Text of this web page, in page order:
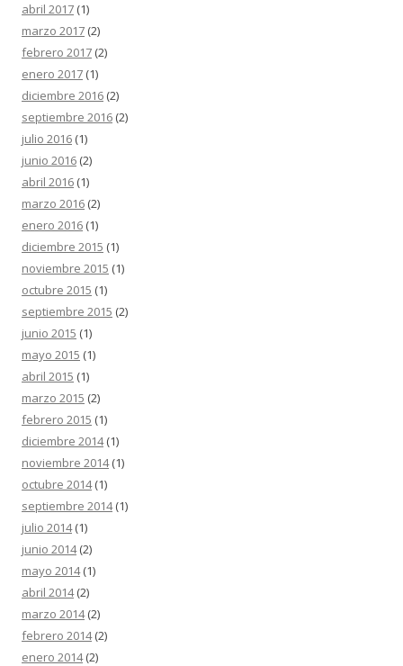
abril 2017 (1)
marzo 2017 (2)
febrero 2017 (2)
enero 2017 (1)
diciembre 2016 (2)
septiembre 2016 (2)
julio 2016 (1)
junio 2016 (2)
abril 2016 (1)
marzo 2016 (2)
enero 2016 (1)
diciembre 2015 (1)
noviembre 2015 (1)
octubre 2015 (1)
septiembre 2015 (2)
junio 2015 (1)
mayo 2015 (1)
abril 2015 (1)
marzo 2015 (2)
febrero 2015 (1)
diciembre 2014(1)
noviembre 2014(1)
octubre 2014(1)
septiembre 2014(1)
julio 2014(1)
junio 2014(2)
mayo 2014(1)
abril 2014(2)
marzo 2014(2)
febrero 2014(2)
enero 2014(2)